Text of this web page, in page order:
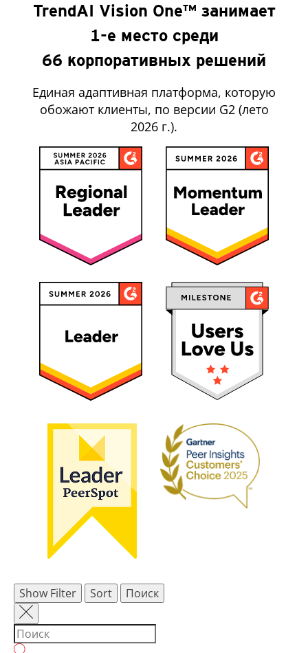
TrendAI Vision One™ занимает
1-е место среди
66 корпоративных решений
Единая адаптивная платформа, которую
обожают клиенты, по версии G2 (лето
2026 г.).
Show Filter Sort Поиск